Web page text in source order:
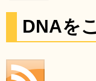
DNAを